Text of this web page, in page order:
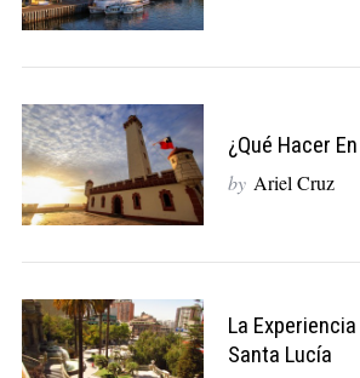
¿Qué Hacer
by Ariel Cruz
La
Santa Lucía